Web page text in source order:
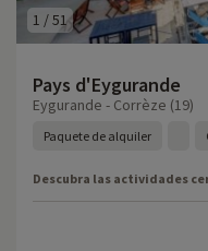
1 /51
Pays d'Eygurande
Eygurande - Corrèze (19)
Paquete de alquiler
Descubra las actividades